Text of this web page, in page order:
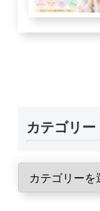
カテゴリー